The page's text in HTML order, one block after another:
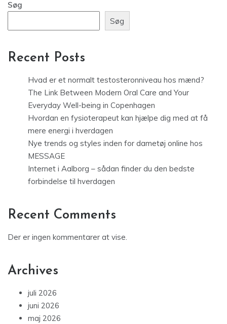
Søg
Søg
Recent Posts
Hvad er et normalt testosteronniveau hos mænd?
The Link Between Modern Oral Care and Your
Everyday Well-being in Copenhagen
Hvordan en fysioterapeut kan hjælpe dig med at få
mere energi i hverdagen
Nye trends og styles inden for dametøj online hos
MESSAGE
Internet i Aalborg – sådan finder du den bedste
forbindelse til hverdagen
Recent Comments
Der er ingen kommentarer at vise.
Archives
juli 2026
juni 2026
maj 2026